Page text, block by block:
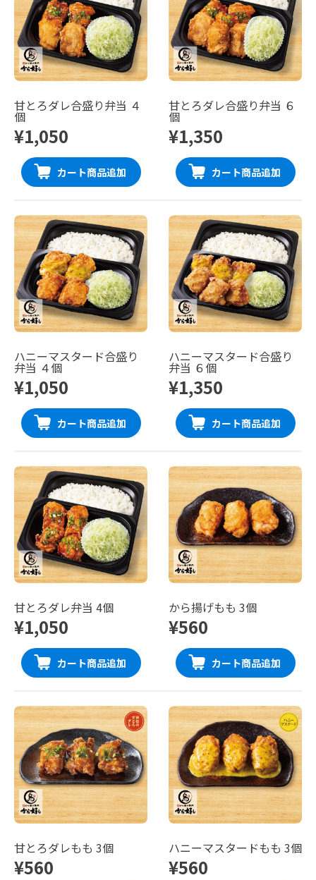
甘とろダレ合盛り弁当 ４
個
¥1,050
カート商品追加
甘とろダレ合盛り弁当 ６
個
¥1,350
カート商品追加
ハニーマスタード合盛り
弁当 ４個
¥1,050
カート商品追加
ハニーマスタード合盛り
弁当 ６個
¥1,350
カート商品追加
甘とろダレ弁当 4個
¥1,050
カート商品追加
から揚げもも 3個
¥560
カート商品追加
甘とろダレもも 3個
¥560
ハニーマスタードもも 3個
¥560